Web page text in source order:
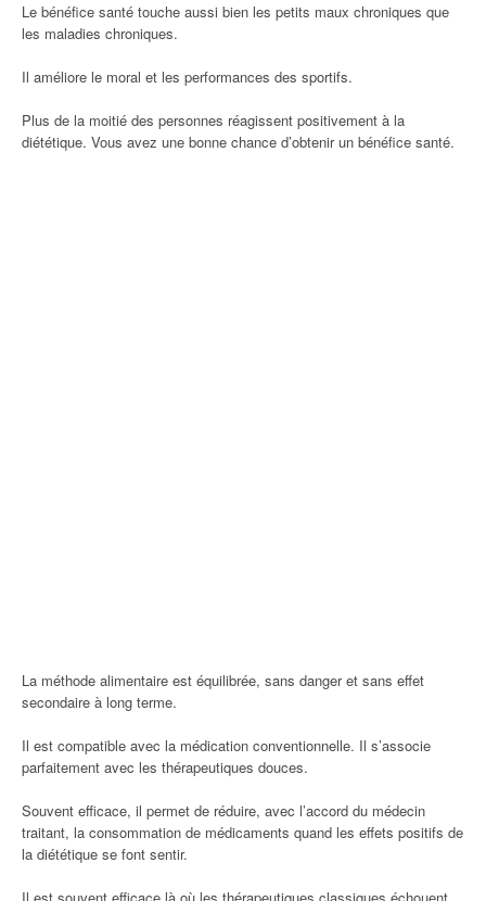
Le bénéfice santé touche aussi bien les petits maux chroniques que
les maladies chroniques.
Il améliore le moral et les performances des sportifs.
Plus de la moitié des personnes réagissent positivement à la
diététique. Vous avez une bonne chance d’obtenir un bénéfice santé.
La méthode alimentaire est équilibrée, sans danger et sans effet
secondaire à long terme.
Il est compatible avec la médication conventionnelle. Il s’associe
parfaitement avec les thérapeutiques douces.
Souvent efficace, il permet de réduire, avec l’accord du médecin
traitant, la consommation de médicaments quand les effets positifs de
la diététique se font sentir.